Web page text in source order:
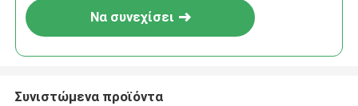
Να συνεχίσει
Συνιστώμενα προϊόντα